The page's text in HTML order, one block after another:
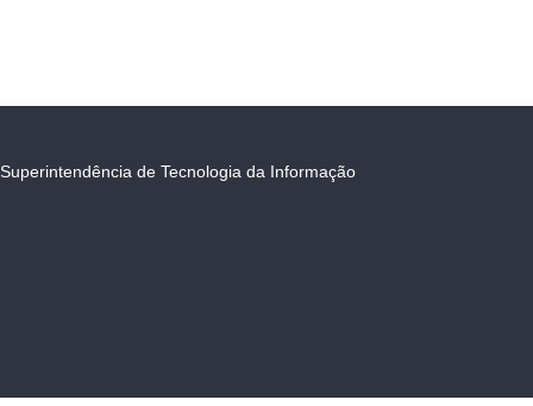
Superintendência de Tecnologia da Informação